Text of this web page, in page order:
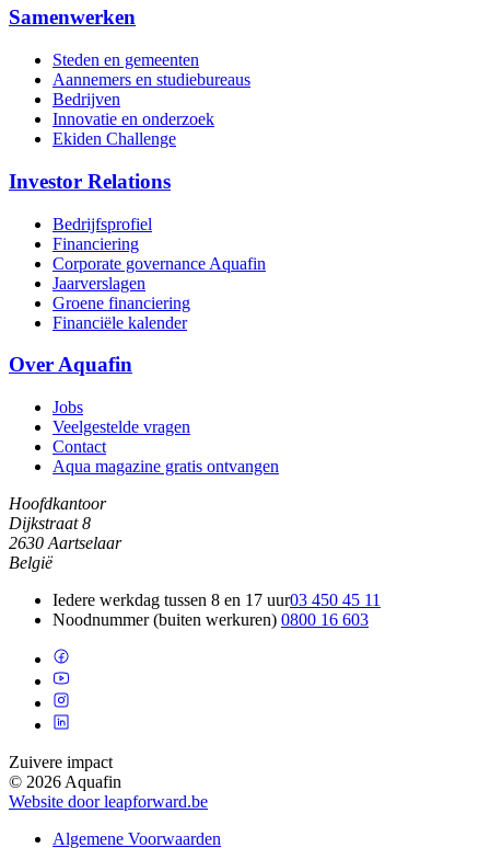
Samenwerken
Steden en gemeenten
Aannemers en studiebureaus
Bedrijven
Innovatie en onderzoek
Ekiden Challenge
Investor Relations
Bedrijfsprofiel
Financiering
Corporate governance Aquafin
Jaarverslagen
Groene financiering
Financiële kalender
Over Aquafin
Jobs
Veelgestelde vragen
Contact
Aqua magazine gratis ontvangen
Hoofdkantoor
Dijkstraat 8
2630 Aartselaar
België
Iedere werkdag tussen 8 en 17 uur03 450 45 11
Noodnummer (buiten werkuren) 0800 16 603
Zuivere impact
© 2026 Aquafin
Website door leapforward.be
Algemene Voorwaarden